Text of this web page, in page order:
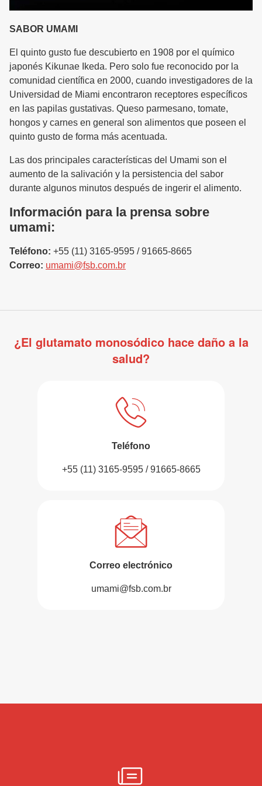
SABOR UMAMI
El quinto gusto fue descubierto en 1908 por el químico
japonés Kikunae Ikeda. Pero solo fue reconocido por la
comunidad científica en 2000, cuando investigadores de la
Universidad de Miami encontraron receptores específicos
en las papilas gustativas. Queso parmesano, tomate,
hongos y carnes en general son alimentos que poseen el
quinto gusto de forma más acentuada.
Las dos principales características del Umami son el
aumento de la salivación y la persistencia del sabor
durante algunos minutos después de ingerir el alimento.
Información para la prensa sobre
umami:
Teléfono: +55 (11) 3165-9595 / 91665-8665
Correo: umami@fsb.com.br
¿El glutamato monosódico hace daño a la
salud?
Teléfono
+55 (11) 3165-9595 / 91665-8665
Correo electrónico
umami@fsb.com.br